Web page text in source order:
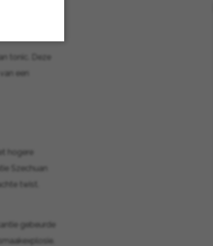
tonic. Deze
een
hogere
Szechuan
twist.
gebeurde